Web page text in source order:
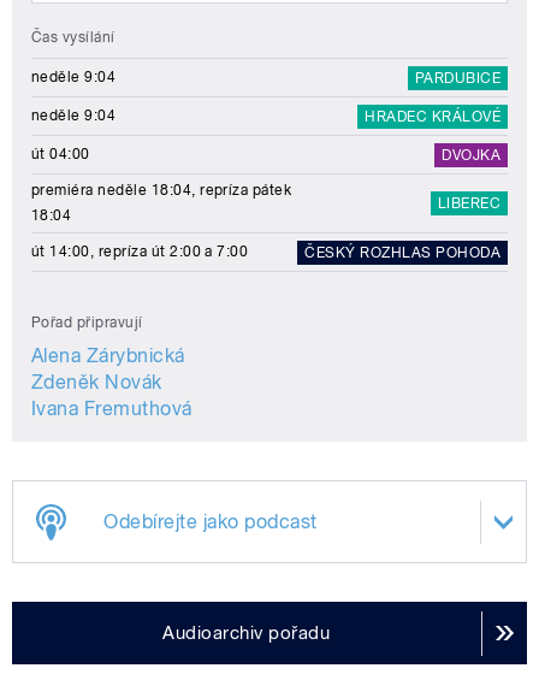
Čas vysílání
neděle 9:04 PARDUBICE
neděle 9:04 HRADEC KRÁLOVÉ
út 04:00 DVOJKA
premiéra neděle 18:04, repríza pátek
18:04
LIBEREC
út 14:00, repríza út 2:00 a 7:00 ČESKÝ ROZHLAS POHODA
Pořad připravují
Alena Zárybnická
Zdeněk Novák
Ivana Fremuthová
Odebírejte jako podcast
Audioarchiv pořadu